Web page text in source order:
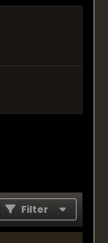
Filter